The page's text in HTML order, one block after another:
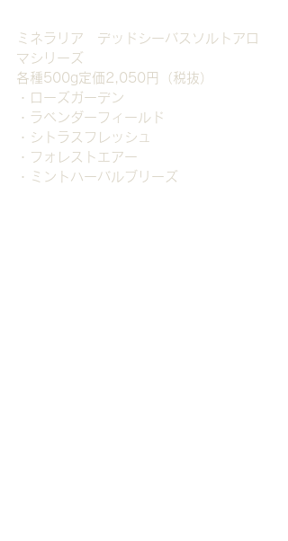
ミネラリア　デッドシーバスソルトアロ
マシリーズ
各種500g定価2,050円（税抜）
・ローズガーデン
・ラベンダーフィールド
・シトラスフレッシュ
・フォレストエアー
・ミントハーバルブリーズ